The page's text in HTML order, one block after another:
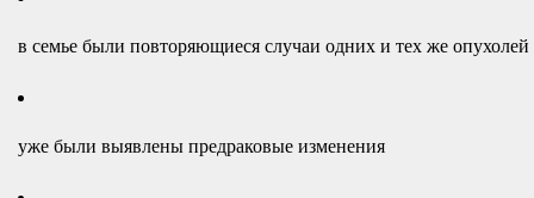
в семье были повторяющиеся случаи одних и тех же опухолей
уже были выявлены предраковые изменения